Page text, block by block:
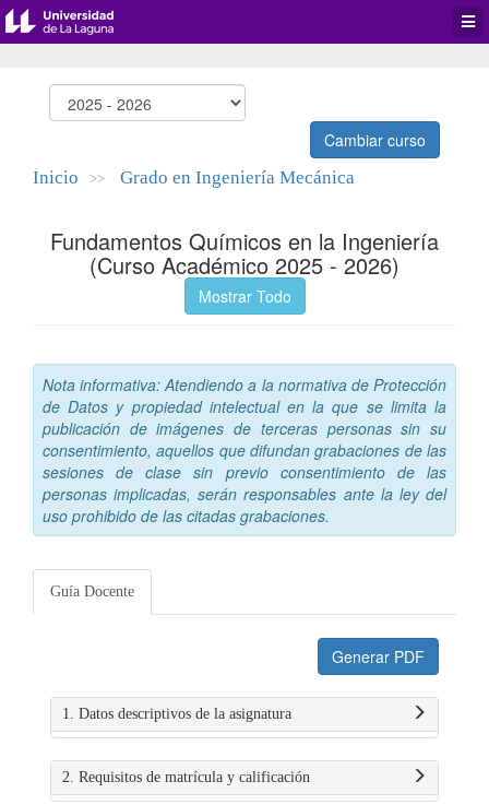
Cambiar curso
Inicio >> Grado en Ingeniería Mecánica
Fundamentos Químicos en la Ingeniería
(Curso Académico 2025 - 2026)
Mostrar Todo
Nota informativa: Atendiendo a la normativa de Protección
de Datos y propiedad intelectual en la que se limita la
publicación de imágenes de terceras personas sin su
consentimiento, aquellos que difundan grabaciones de las
sesiones de clase sin previo consentimiento de las
personas implicadas, serán responsables ante la ley del
uso prohibido de las citadas grabaciones.
Guía Docente
Generar PDF
1. Datos descriptivos de la asignatura
2. Requisitos de matrícula y calificación